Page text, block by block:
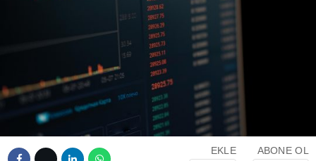
EKLE ABONE OL